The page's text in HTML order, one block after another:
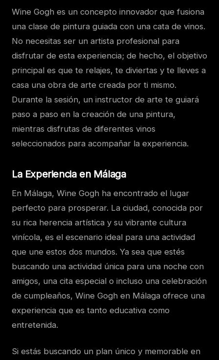
Wine Gogh es un concepto innovador que fusiona
una clase de pintura guiada con una cata de vinos.
No necesitas ser un artista profesional para
disfrutar de esta experiencia; de hecho, el objetivo
principal es que te relajes, te diviertas y te lleves a
casa una obra de arte creada por ti mismo.
Durante la sesión, un instructor de arte te guiará
paso a paso en la creación de una pintura,
mientras disfrutas de diferentes vinos
seleccionados para acompañar la experiencia.
La Experiencia en Málaga
En Málaga, Wine Gogh ha encontrado el lugar
perfecto para prosperar. La ciudad, conocida por
su rica herencia artística y su vibrante cultura
vinícola, es el escenario ideal para una actividad
que une estos dos mundos. Ya sea que estés
buscando una actividad única para una noche con
amigos, una cita especial o incluso una celebración
de cumpleaños, Wine Gogh en Málaga ofrece una
experiencia que es tanto educativa como
entretenida.
Si estás buscando un plan único y memorable en